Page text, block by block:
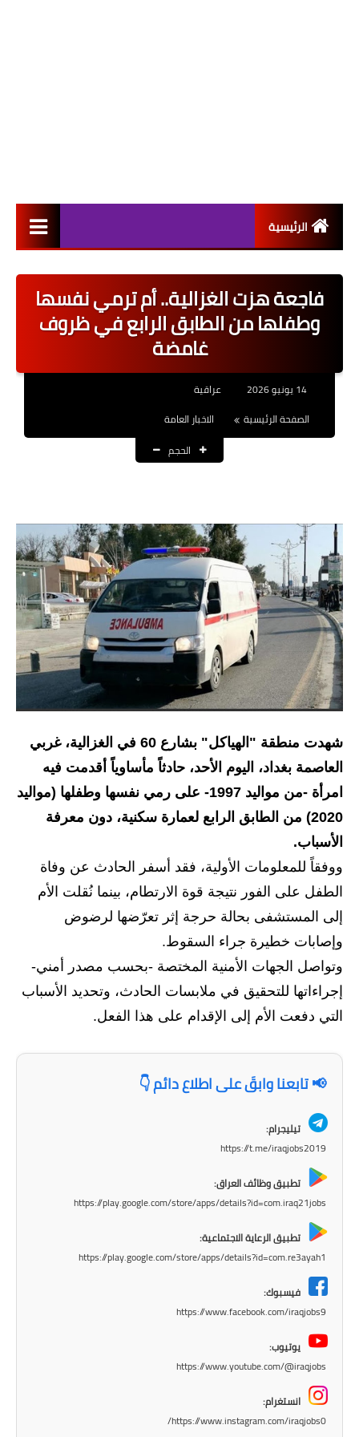
الرئيسية
اخبار القطاع العام
اخبار القطاع الخاص
نتائج التعيينات
الرواتب والقروض
القروض والسلف
المنح المالية
قطع الاراضي
اخبار العراق
الاخبار السياسية
الاخبار الامنية
الاخبار الاقتصادية
الاخبار الرياضية
المدارس
اخبار وقرارات وزارة التربية
نتائج الامتحانات
المرحلة الابتدائية
المرحلة المتوسطة
المرحلة الاعدادية
المرحلة الابتدائية
المرحلة المتوسطة
فاجعة هزت الغزالية.. أم ترمي نفسها
وطفلها من الطابق الرابع في ظروف
غامضة
14 يونيو 2026
عراقية
الصفحة الرئيسية
الاخبار العامة
الحجم
شهدت منطقة "الهياكل" بشارع 60 في الغزالية، غربي
العاصمة بغداد، اليوم الأحد، حادثاً مأساوياً أقدمت فيه
امرأة -من مواليد 1997- على رمي نفسها وطفلها (مواليد
2020) من الطابق الرابع لعمارة سكنية، دون معرفة
الأسباب.
ووفقاً للمعلومات الأولية، فقد أسفر الحادث عن وفاة
الطفل على الفور نتيجة قوة الارتطام، بينما نُقلت الأم
إلى المستشفى بحالة حرجة إثر تعرّضها لرضوض
وإصابات خطيرة جراء السقوط.
وتواصل الجهات الأمنية المختصة -بحسب مصدر أمني-
إجراءاتها للتحقيق في ملابسات الحادث، وتحديد الأسباب
التي دفعت الأم إلى الإقدام على هذا الفعل.
📢 تابعنا وابقَ على اطلاع دائم 👇
تيليجرام:
https://t.me/iraqjobs2019
تطبيق وظائف العراق:
https://play.google.com/store/apps/details?id=com.iraq21jobs
تطبيق الرعاية الاجتماعية:
https://play.google.com/store/apps/details?id=com.re3ayah1
فيسبوك:
https://www.facebook.com/iraqjobs9
يوتيوب:
https://www.youtube.com/@iraqjobs
انستغرام:
https://www.instagram.com/iraqjobs0/